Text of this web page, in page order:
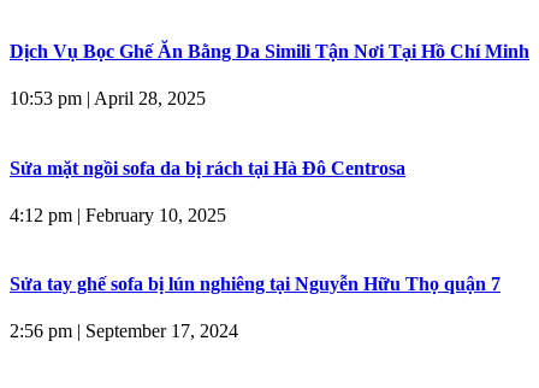
Dịch Vụ Bọc Ghế Ăn Bằng Da Simili Tận Nơi Tại Hồ Chí Minh
10:53 pm | April 28, 2025
Sửa mặt ngồi sofa da bị rách tại Hà Đô Centrosa
4:12 pm | February 10, 2025
Sửa tay ghế sofa bị lún nghiêng tại Nguyễn Hữu Thọ quận 7
2:56 pm | September 17, 2024